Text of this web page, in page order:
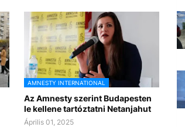
AMNESTY INTERNATIONAL
Az Amnesty szerint Budapesten
le kellene tartóztatni Netanjahut
Április 01, 2025